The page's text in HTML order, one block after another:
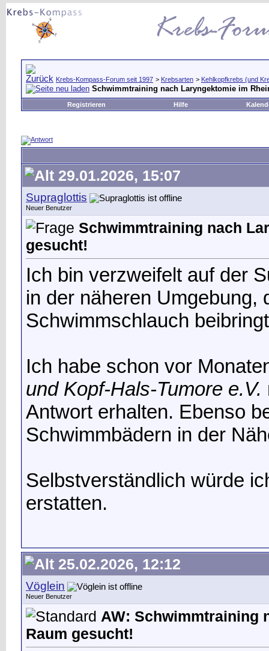
Krebs-Kompass-Forum seit 1997 > Krebsarten > Kehlkopfkrebs (und
Schwimmtraining nach Laryngektomie im
Registrieren Hilfe
29.01.2026, 15:07
Supraglottis
Neuer Benutzer
Schwimmtraining nach
gesucht!
Ich bin verzweifelt auf der
in der näheren Umgebung,
Schwimmschlauch
Ich habe schon vor
und Kopf-Hals-Tumore e.V.
Antwort erhalten. Ebenso
Schwimmbädern in der
Selbstverständlich würde
erstatten.
25.02.2026, 12:12
Vöglein
Neuer Benutzer
AW: Schwimmtraining
Raum gesucht!